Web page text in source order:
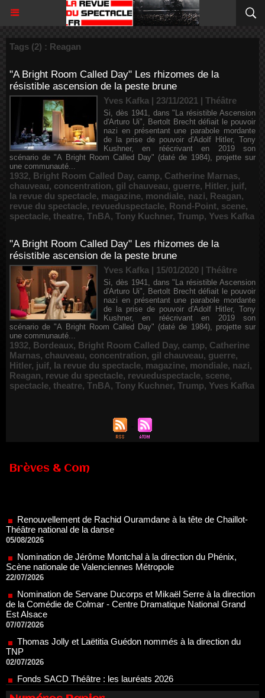
Tags (2) : Reagan
"A Bright Room Called Day" Les rhizomes de la
résistible ascension de la peste brune
Yves Kafka | 23/11/2021 | Théâtre
Si, dès 1941, dans "La résistible Ascension
d'Arturo Ui", Bertolt Brecht défiait le pouvoir
nazi en présentant une parabole mordante
de la prise de pouvoir d'Adolf Hitler, Tony
Kushner, en réécrivant en 2019 son
scénario de "A Bright Room Called Day" (daté de 1984), projette sur
une communauté...
1932, Bright Room Called Day, camp, Catherine Marnas,
chauveau, concentration, gil chauveau, guerre, Hitler, juif,
la revue du spectacle, magazine, mondiale, nazi, Reagan,
revue du spectacle, revueduspectacle, Rond-Point, scene,
spectacle, theatre, TnBA, Tony Kuchner, Trump, Yves Kafka
"A Bright Room Called Day" Les rhizomes de la
résistible ascension de la peste brune
Yves Kafka | 15/01/2020 | Théâtre
Si, dès 1941, dans "La résistible Ascension
d'Arturo Ui", Bertolt Brecht défiait le pouvoir
nazi en présentant une parabole mordante
de la prise de pouvoir d'Adolf Hitler, Tony
Kushner, en réécrivant en 2019 son
scénario de "A Bright Room Called Day" (daté de 1984), projette sur
une communauté...
1932, Bordeaux, Bright Room Called Day, camp, Catherine
Marnas, chauveau, concentration, gil chauveau, guerre,
Hitler, juif, la revue du spectacle, magazine, mondiale, nazi,
Reagan, revue du spectacle, revueduspectacle, scene,
spectacle, theatre, TnBA, Tony Kuchner, Trump, Yves Kafka
Brèves & Com
05/08/2026
Nomination de Jérôme Montchal à la direction du Phénix,
Scène nationale de Valenciennes Métropole
22/07/2026
Nomination de Servane Ducorps et Mikaël Serre à la direction
de la Comédie de Colmar - Centre Dramatique National Grand
Est Alsace
07/07/2026
Thomas Jolly et Laëtitia Guédon nommés à la direction du
TNP
02/07/2026
Fonds SACD Théâtre : les lauréats 2026
23/06/2026
Dispositif ARTCENA Écrire pour le cirque, les lauréats 2026 !
20/06/2026